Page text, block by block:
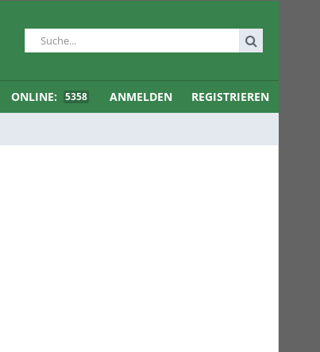
ONLINE: 5358 ANMELDEN REGISTRIEREN